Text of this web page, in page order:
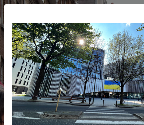
Aller
contenu
principal
VOS DÉMARCHES